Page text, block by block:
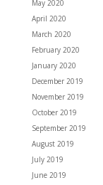
May 2020
April 2020
March 2020
February 2020
January 2020
December 2019
November 2019
October 2019
September 2019
August 2019
July 2019
June 2019